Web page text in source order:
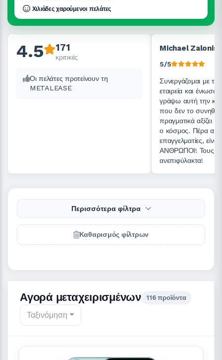
Χιλιάδες χαρούμενοι πελάτες
4.5 171
κριτικές
Οι πελάτες προτείνουν τη
METALEASE
Michael Zalonis
5/5
Συνεργάζομαι με τη
εταιρεία και
γράψω αυτή την
που δεν το
πραγματικά αξίζει
ο κόσμος. Πέρα
επαγγελματίες,
ΑΝΘΡΩΠΟΙ! Τους
ανεπιφύλακτα!
Περισσότερα φίλτρα
Καθαρισμός φίλτρων
Αγορά μεταχειρισμένων 116 προϊόντα
Ταξινόμηση